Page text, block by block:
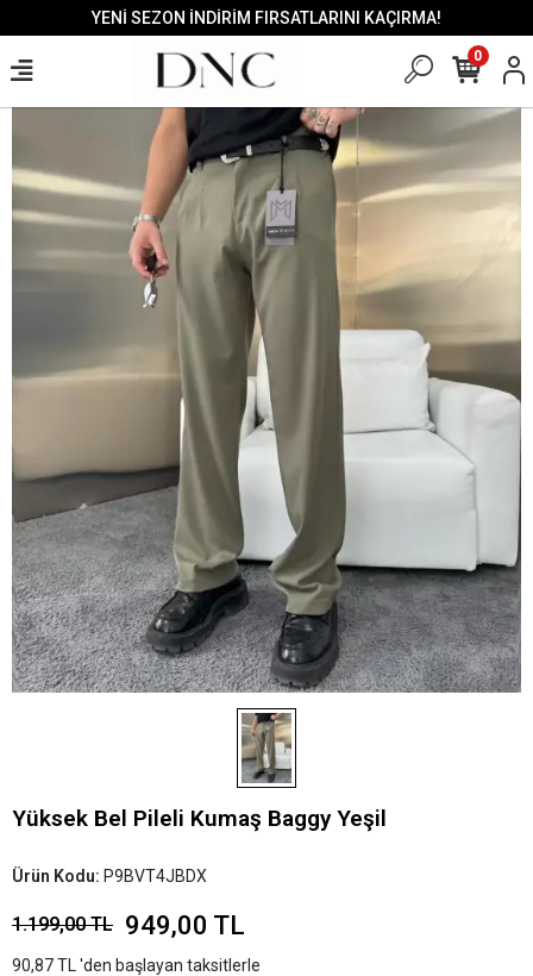
YENİ SEZON İNDİRİM FIRSATLARINI KAÇIRMA!
0
Yüksek Bel Pileli Kumaş Baggy Yeşil
Ürün Kodu: P9BVT4JBDX
1.199,00 TL 949,00 TL
90,87 TL 'den başlayan taksitlerle